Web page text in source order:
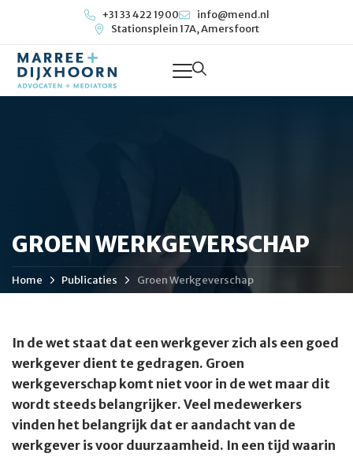
+31 33 422 1900
info@mend.nl
Stationsplein 17A, Amersfoort
GROEN WERKGEVERSCHAP
Home Publicaties Groen Werkgeverschap
In de wet staat dat een werkgever zich als een goed
werkgever dient te gedragen. Groen
werkgeverschap komt niet voor in de wet maar dit
wordt steeds belangrijker. Veel medewerkers
vinden het belangrijk dat er aandacht van de
werkgever is voor duurzaamheid. In een tijd waarin